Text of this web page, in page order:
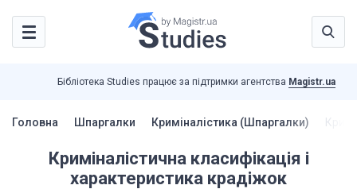
Бібліотека Studies працює за підтримки агентства Magistr.ua
Головна Шпаргалки Криміналістика (Шпаргалки)
Криміналістична класифікація і
характеристика крадіжок